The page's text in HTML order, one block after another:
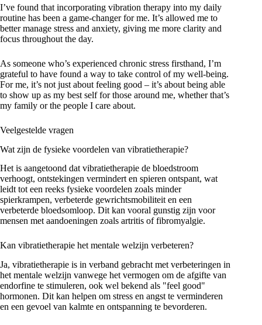
I’ve found that incorporating vibration therapy into my daily
routine has been a game-changer for me. It’s allowed me to
better manage stress and anxiety, giving me more clarity and
focus throughout the day.
As someone who’s experienced chronic stress firsthand, I’m
grateful to have found a way to take control of my well-being.
For me, it’s not just about feeling good – it’s about being able
to show up as my best self for those around me, whether that’s
my family or the people I care about.
Veelgestelde vragen
Wat zijn de fysieke voordelen van vibratietherapie?
Het is aangetoond dat vibratietherapie de bloedstroom
verhoogt, ontstekingen vermindert en spieren ontspant, wat
leidt tot een reeks fysieke voordelen zoals minder
spierkrampen, verbeterde gewrichtsmobiliteit en een
verbeterde bloedsomloop. Dit kan vooral gunstig zijn voor
mensen met aandoeningen zoals artritis of fibromyalgie.
Kan vibratietherapie het mentale welzijn verbeteren?
Ja, vibratietherapie is in verband gebracht met verbeteringen in
het mentale welzijn vanwege het vermogen om de afgifte van
endorfine te stimuleren, ook wel bekend als "feel good"
hormonen. Dit kan helpen om stress en angst te verminderen
en een gevoel van kalmte en ontspanning te bevorderen.